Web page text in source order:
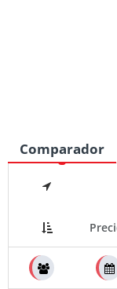
Comparador